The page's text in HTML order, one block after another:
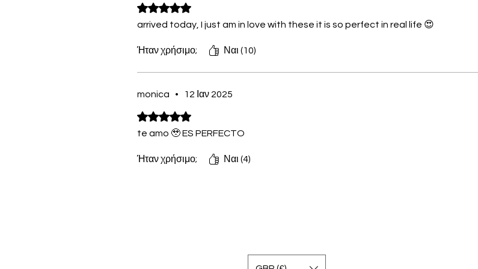
Βαθμολογήθηκε με 5 από 5 αστέρια.
arrived today, I just am in love with these it is so perfect in real life 😍
Ήταν χρήσιμο; Ναι (10)
monica • 12 Ιαν 2025
Βαθμολογήθηκε με 5 από 5 αστέρια.
te amo 🥹 ES PERFECTO
Ήταν χρήσιμο; Ναι (4)